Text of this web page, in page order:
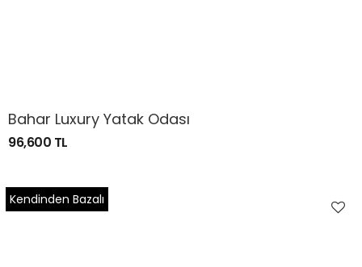
Bahar Luxury Yatak Odası
96,600 TL
Kendinden Bazalı